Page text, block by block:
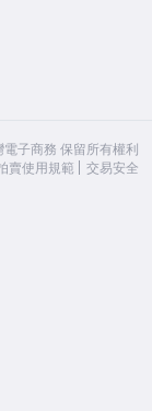
電子商務 保留所有權利
賣使用規範 交易安全